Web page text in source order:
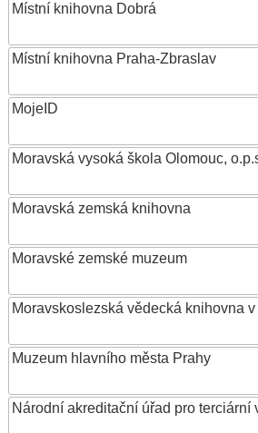
Místní knihovna Dobrá
Místní knihovna Praha-Zbraslav
MojeID
Moravská vysoká škola Olomouc,
Moravská zemská knihovna
Moravské zemské muzeum
Moravskoslezská vědecká knihovna
Muzeum hlavního města Prahy
Národní akreditační úřad pro terciární